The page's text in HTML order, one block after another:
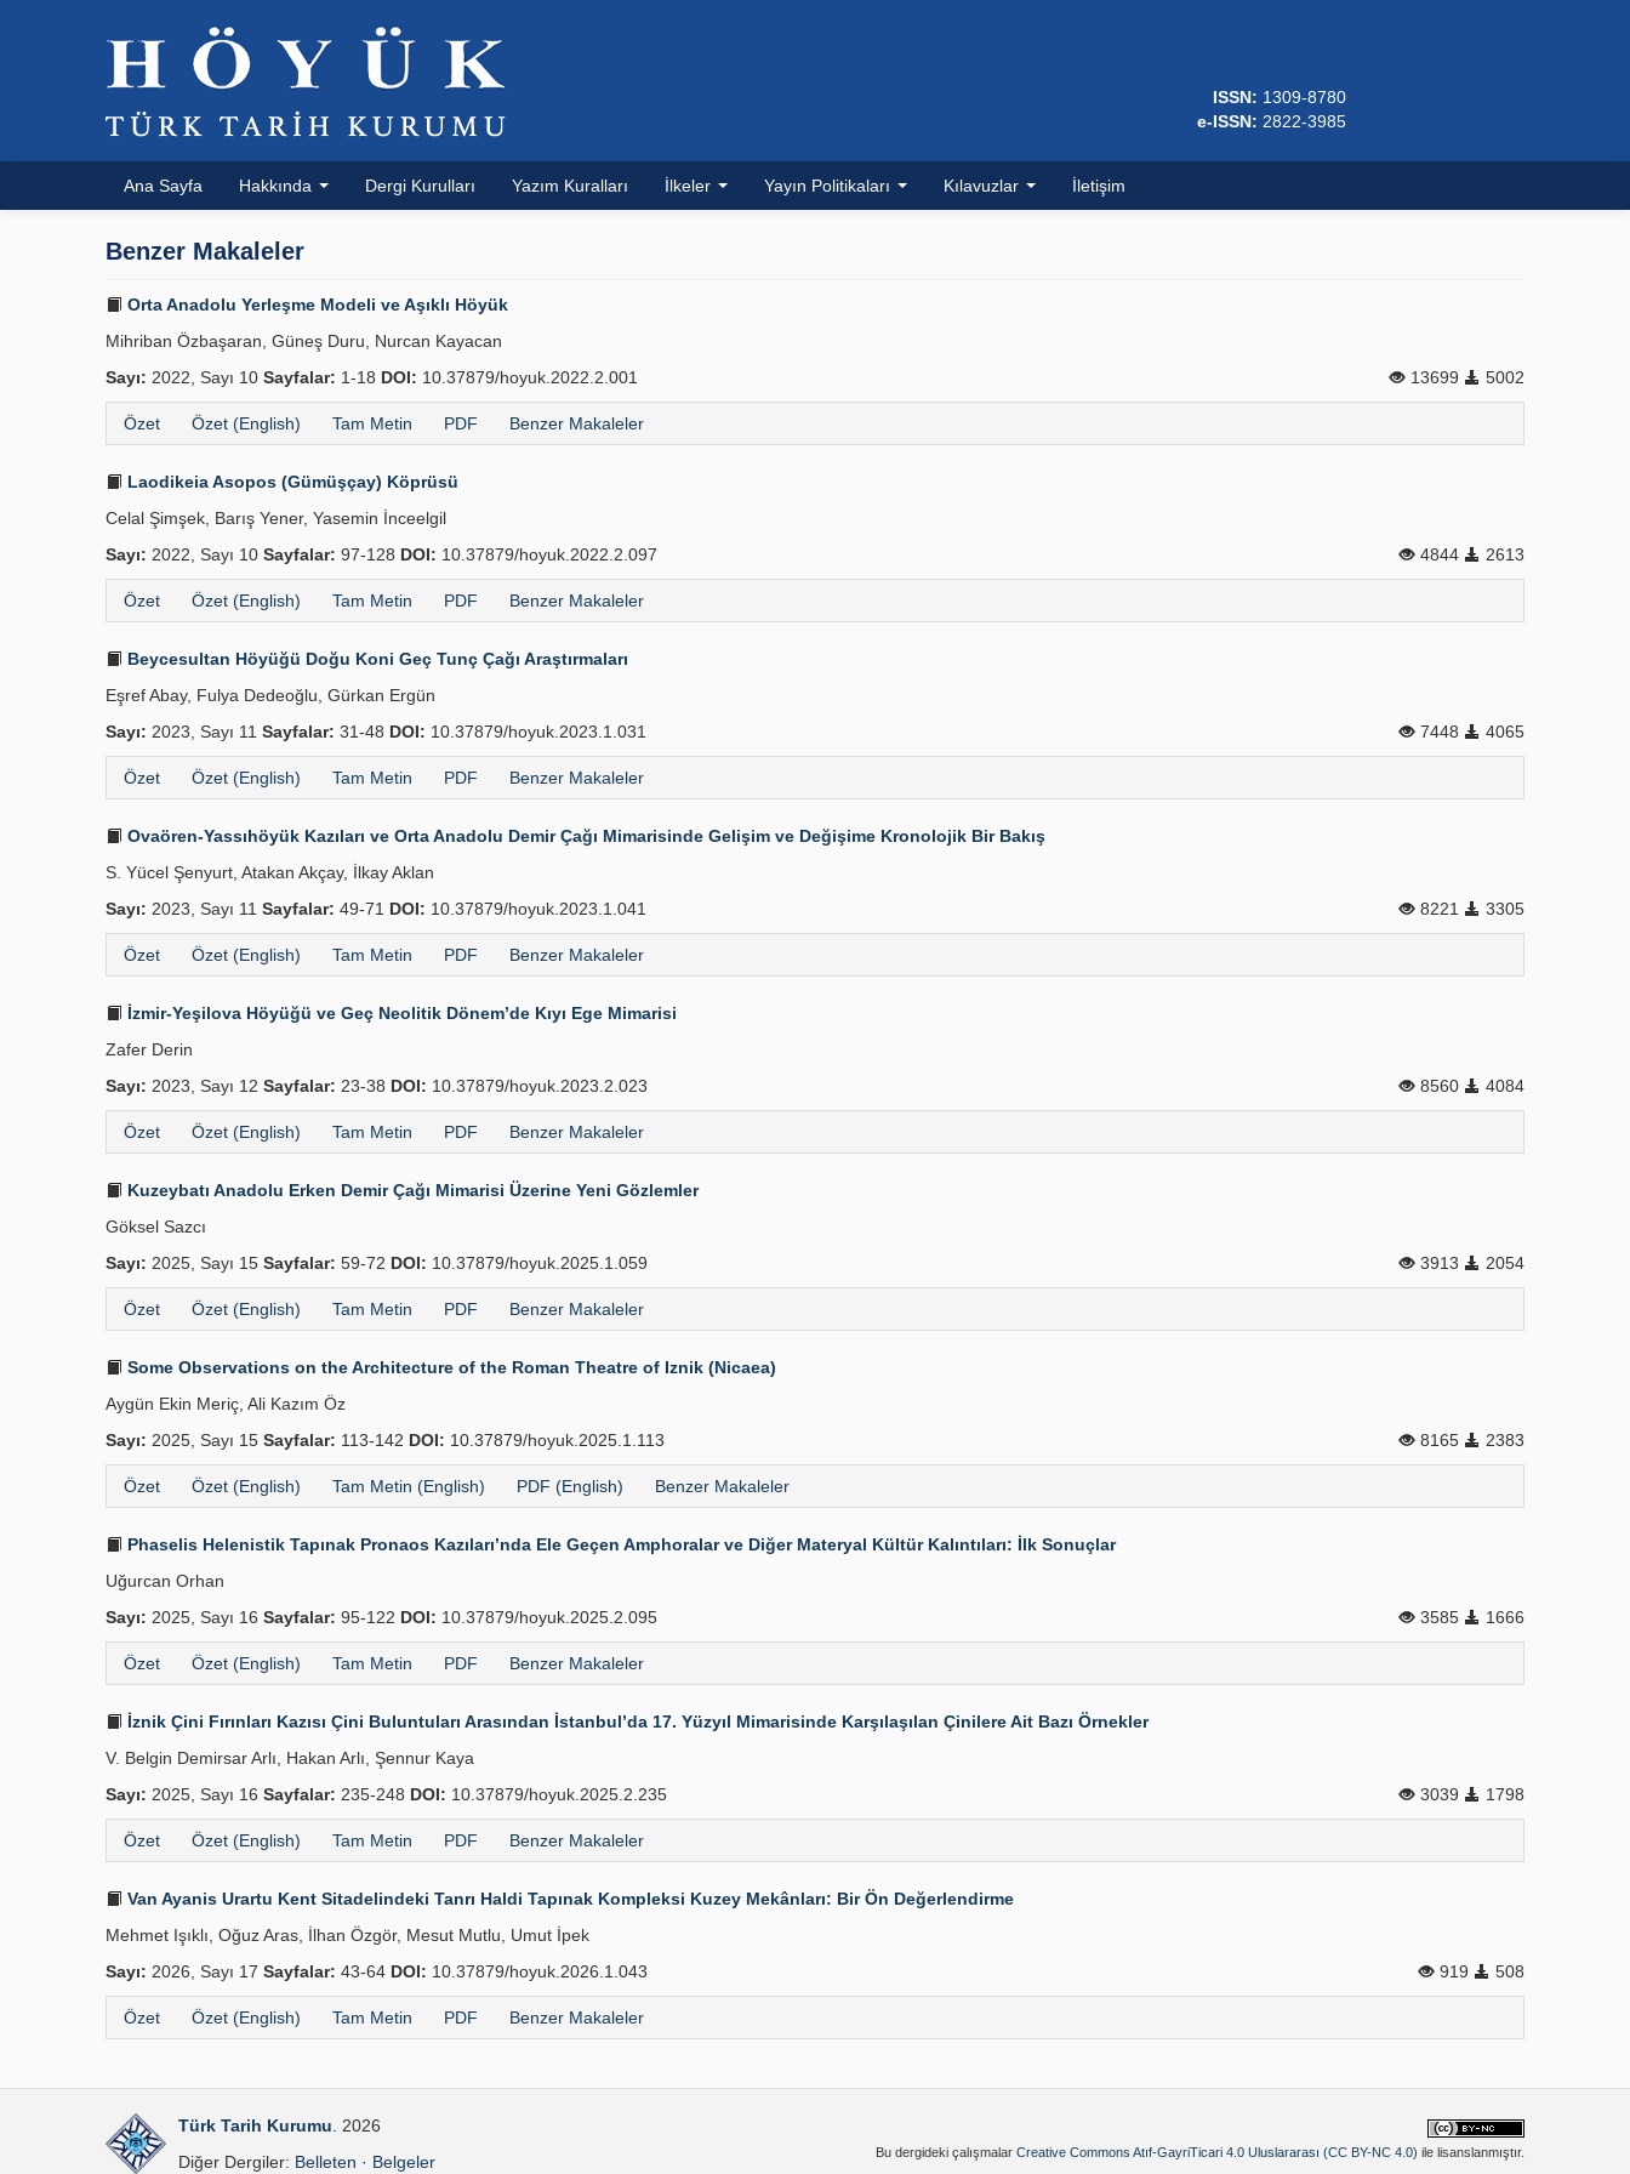
ISSN: 1309-8780
e-ISSN: 2822-3985
Ana Sayfa Hakkında Dergi Kurulları Yazım Kuralları İlkeler Yayın Politikaları Kılavuzlar İletişim
Benzer Makaleler
Orta Anadolu Yerleşme Modeli ve Aşıklı Höyük
Mihriban Özbaşaran, Güneş Duru, Nurcan Kayacan
Sayı: 2022, Sayı 10 Sayfalar: 1-18 DOI: 10.37879/hoyuk.2022.2.001 13699 5002
Özet Özet (English) Tam Metin PDF Benzer Makaleler
Laodikeia Asopos (Gümüşçay) Köprüsü
Celal Şimşek, Barış Yener, Yasemin İnceelgil
Sayı: 2022, Sayı 10 Sayfalar: 97-128 DOI: 10.37879/hoyuk.2022.2.097 4844 2613
Özet Özet (English) Tam Metin PDF Benzer Makaleler
Beycesultan Höyüğü Doğu Koni Geç Tunç Çağı Araştırmaları
Eşref Abay, Fulya Dedeoğlu, Gürkan Ergün
Sayı: 2023, Sayı 11 Sayfalar: 31-48 DOI: 10.37879/hoyuk.2023.1.031 7448 4065
Özet Özet (English) Tam Metin PDF Benzer Makaleler
Ovaören-Yassıhöyük Kazıları ve Orta Anadolu Demir Çağı Mimarisinde Gelişim ve Değişime Kronolojik Bir Bakış
S. Yücel Şenyurt, Atakan Akçay, İlkay Aklan
Sayı: 2023, Sayı 11 Sayfalar: 49-71 DOI: 10.37879/hoyuk.2023.1.041 8221 3305
Özet Özet (English) Tam Metin PDF Benzer Makaleler
İzmir-Yeşilova Höyüğü ve Geç Neolitik Dönem’de Kıyı Ege Mimarisi
Zafer Derin
Sayı: 2023, Sayı 12 Sayfalar: 23-38 DOI: 10.37879/hoyuk.2023.2.023 8560 4084
Özet Özet (English) Tam Metin PDF Benzer Makaleler
Kuzeybatı Anadolu Erken Demir Çağı Mimarisi Üzerine Yeni Gözlemler
Göksel Sazcı
Sayı: 2025, Sayı 15 Sayfalar: 59-72 DOI: 10.37879/hoyuk.2025.1.059 3913 2054
Özet Özet (English) Tam Metin PDF Benzer Makaleler
Some Observations on the Architecture of the Roman Theatre of Iznik (Nicaea)
Aygün Ekin Meriç, Ali Kazım Öz
Sayı: 2025, Sayı 15 Sayfalar: 113-142 DOI: 10.37879/hoyuk.2025.1.113 8165 2383
Özet Özet (English) Tam Metin (English) PDF (English) Benzer Makaleler
Phaselis Helenistik Tapınak Pronaos Kazıları’nda Ele Geçen Amphoralar ve Diğer Materyal Kültür Kalıntıları: İlk Sonuçlar
Uğurcan Orhan
Sayı: 2025, Sayı 16 Sayfalar: 95-122 DOI: 10.37879/hoyuk.2025.2.095 3585 1666
Özet Özet (English) Tam Metin PDF Benzer Makaleler
İznik Çini Fırınları Kazısı Çini Buluntuları Arasından İstanbul’da 17. Yüzyıl Mimarisinde Karşılaşılan Çinilere Ait Bazı Örnekler
V. Belgin Demirsar Arlı, Hakan Arlı, Şennur Kaya
Sayı: 2025, Sayı 16 Sayfalar: 235-248 DOI: 10.37879/hoyuk.2025.2.235 3039 1798
Özet Özet (English) Tam Metin PDF Benzer Makaleler
Van Ayanis Urartu Kent Sitadelindeki Tanrı Haldi Tapınak Kompleksi Kuzey Mekânları: Bir Ön Değerlendirme
Mehmet Işıklı, Oğuz Aras, İlhan Özgör, Mesut Mutlu, Umut İpek
Sayı: 2026, Sayı 17 Sayfalar: 43-64 DOI: 10.37879/hoyuk.2026.1.043 919 508
Özet Özet (English) Tam Metin PDF Benzer Makaleler
Türk Tarih Kurumu . 2026
Diğer Dergiler: Belleten · Belgeler Bu dergideki çalışmalar Creative Commons Atıf-GayriTicari 4.0 Uluslararası (CC BY-NC 4.0) ile lisanslanmıştır.